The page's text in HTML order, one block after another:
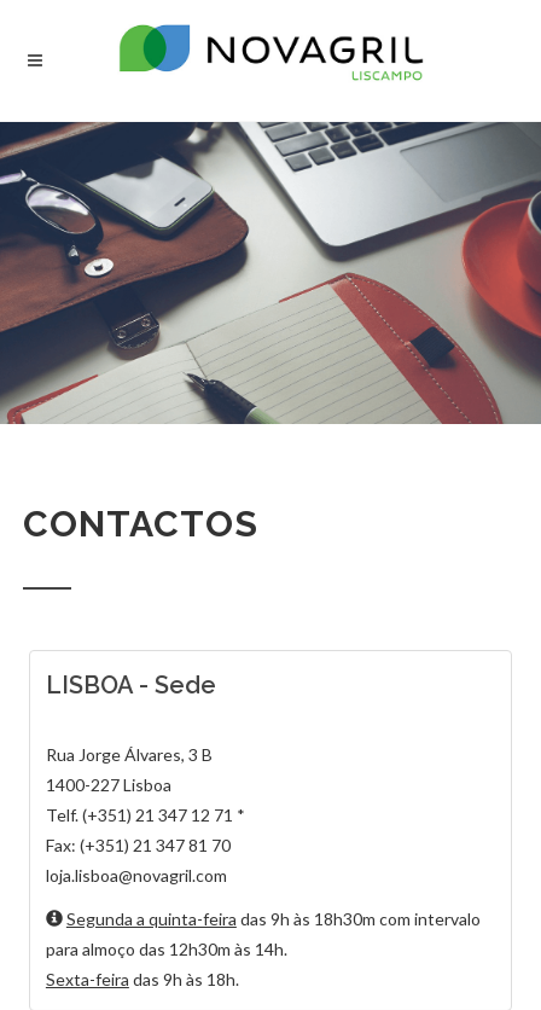
CONTACTOS
LISBOA - Sede
Rua Jorge Álvares, 3 B
1400-227 Lisboa
Telf. (+351) 21 347 12 71 *
Fax: (+351) 21 347 81 70
loja.lisboa@novagril.com
Segunda a quinta-feira das 9h às 18h30m com intervalo
para almoço das 12h30m às 14h.
Sexta-feira das 9h às 18h.